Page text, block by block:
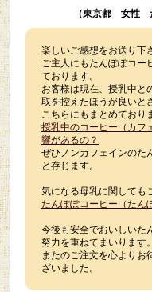
（東京都 女性
楽しいご感想をお送り下
ご主人にもたんぽぽコー
ております。
お客様は現在、授乳中と
取を控えたほうが良いと
こちらにもまとめており
授乳中のコーヒー（カフ
響があるの？
ぜひノンカフェインのた
と存じます。
気になる母乳に関しても
たんぽぽコーヒー（たん
今後も安全でおいしいた
努力を重ねてまいります。
またのご注文を心よりお
ざいました。